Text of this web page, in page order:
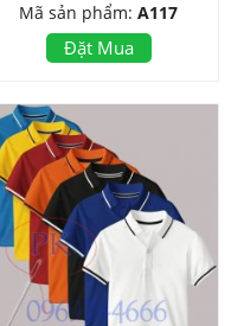
Mã sản phẩm: A117
Đặt Mua